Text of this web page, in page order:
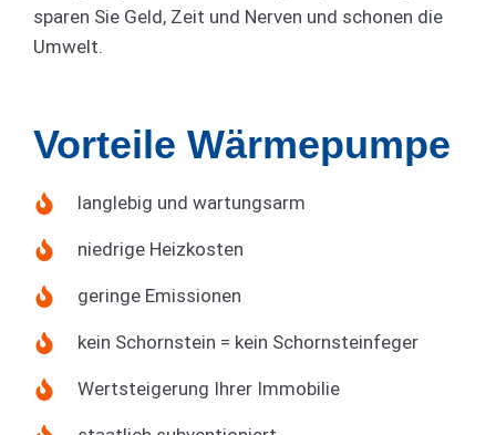
sparen Sie Geld, Zeit und Nerven und schonen die
Umwelt.
Vorteile Wärmepumpe
langlebig und wartungsarm
niedrige Heizkosten
geringe Emissionen
kein Schornstein = kein Schornsteinfeger
Wertsteigerung Ihrer Immobilie